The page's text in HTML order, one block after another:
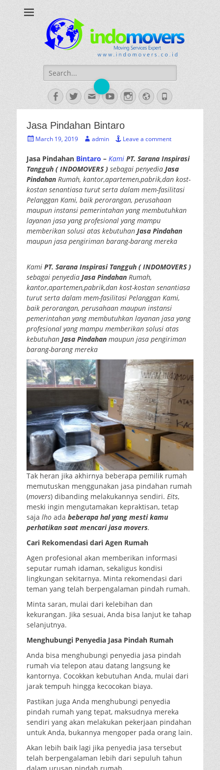
Jasa Pindahan Profesional
Search
for:
Facebook
TwitterEmailYouTubeInstagram
WebsitePhone
Jasa Pindahan Bintaro
PostedMarch 19, 2019 Author
admin Leave a comment
Jasa Pindahan Bintaro – Kami PT. Sarana Inspirasi
Tangguh ( INDOMOVERS ) sebagai penyedia Jasa
Pindahan Rumah, kantor,apartemen,pabrik,dan kost-
kostan senantiasa turut serta dalam mem-fasilitasi
Pelanggan Kami, baik perorangan, perusahaan
maupun instansi pemerintahan yang membutuhkan
layanan jasa yang profesional yang mampu
memberikan solusi atas kebutuhan Jasa Pindahan
maupun jasa pengiriman barang-barang mereka
Kami PT. Sarana Inspirasi Tangguh ( INDOMOVERS )
sebagai penyedia Jasa Pindahan Rumah,
kantor,apartemen,pabrik,dan kost-kostan senantiasa
turut serta dalam mem-fasilitasi Pelanggan Kami,
baik perorangan, perusahaan maupun instansi
pemerintahan yang membutuhkan layanan jasa yang
profesional yang mampu memberikan solusi atas
kebutuhan Jasa Pindahan maupun jasa pengiriman
barang-barang mereka
Tak heran jika akhirnya beberapa pemilik rumah
memutuskan menggunakan jasa pindahan rumah
(movers) dibanding melakukannya sendiri. Eits,
meski ingin mengutamakan kepraktisan, tetap
saja lho ada beberapa hal yang mesti kamu
perhatikan saat mencari jasa movers.
Cari Rekomendasi dari Agen Rumah
Agen profesional akan memberikan informasi
seputar rumah idaman, sekaligus kondisi
lingkungan sekitarnya. Minta rekomendasi dari
teman yang telah berpengalaman pindah rumah.
Minta saran, mulai dari kelebihan dan
kekurangan. Jika sesuai, Anda bisa lanjut ke tahap
selanjutnya.
Menghubungi Penyedia Jasa Pindah Rumah
Anda bisa menghubungi penyedia jasa pindah
rumah via telepon atau datang langsung ke
kantornya. Cocokkan kebutuhan Anda, mulai dari
jarak tempuh hingga kecocokan biaya.
Pastikan juga Anda menghubungi penyedia
pindah rumah yang tepat, maksudnya mereka
sendiri yang akan melakukan pekerjaan pindahan
untuk Anda, bukannya mengoper pada orang lain.
Akan lebih baik lagi jika penyedia jasa tersebut
telah berpengalaman lebih dari sepuluh tahun